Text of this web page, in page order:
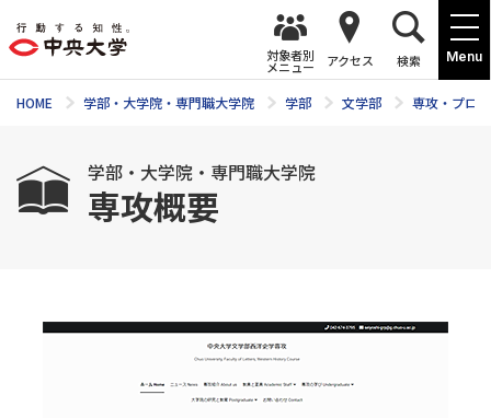
Menu
対象者別
メニュー アクセス 検索
HOME 学部・大学院・専門職大学院 学部 文学部 専攻・プロ
学部・大学院・専門職大学院
専攻概要